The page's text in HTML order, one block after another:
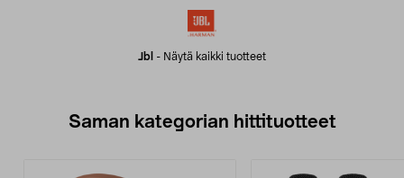
Jbl - Näytä kaikki tuotteet
Saman kategorian hittituotteet